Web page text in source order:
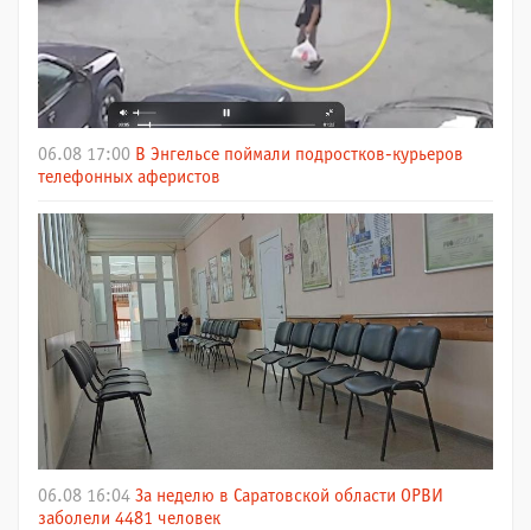
06.08 17:00 В Энгельсе поймали подростков-курьеров
телефонных аферистов
06.08 16:04 За неделю в Саратовской области ОРВИ
заболели 4481 человек